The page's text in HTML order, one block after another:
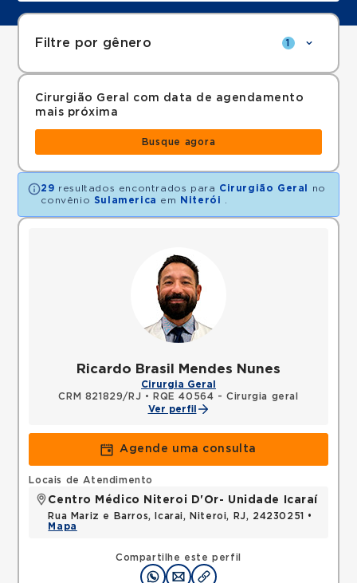
Filtre por gênero 1
Cirurgião Geral com data de agendamento
mais próxima
Busque agora
29 resultados encontrados para Cirurgião Geral
no
convênio Sulamerica em Niterói
Ricardo Brasil Mendes Nunes
Cirurgia Geral
CRM 821829/RJ •
RQE 40564 - Cirurgia geral
Ver perfil
Agende uma consulta
Compartilhe este perfil
Locais de Atendimento
Centro Médico Niteroi D'Or- Unidade Icaraí
Rua Mariz e Barros, Icarai, Niteroi, RJ, 24230251 •
Mapa